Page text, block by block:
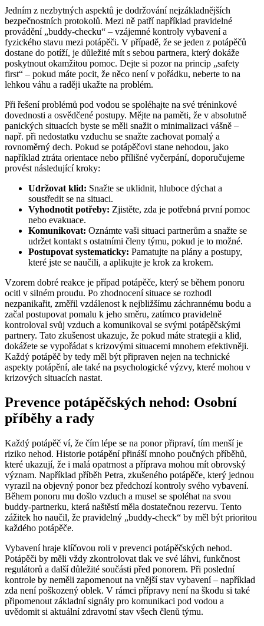
Jedním z nezbytných aspektů je dodržování nejzákladnějších
bezpečnostních protokolů. Mezi ně patří například pravidelné
provádění „buddy-checku“ – vzájemné kontroly vybavení a
fyzického stavu mezi potápěči. V případě, že se jeden z potápěčů
dostane do potíží, je důležité mít s sebou partnera, který dokáže
poskytnout okamžitou pomoc. Dejte si pozor na princip „safety
first“ – pokud máte pocit, že něco není v pořádku, neberte to na
lehkou váhu a raději ukažte na problém.
Při řešení problémů pod vodou se spoléhajte na své tréninkové
dovednosti a osvědčené postupy. Mějte na paměti, že v absolutně
panických situacích byste se měli snažit o minimalizaci vášně –
např. při nedostatku vzduchu se snažte zachovat pomalý a
rovnoměrný dech. Pokud se potápěčovi stane nehodou, jako
například ztráta orientace nebo přílišné vyčerpání, doporučujeme
provést následující kroky:
Udržovat klid: Snažte se uklidnit, hluboce dýchat a
soustředit se na situaci.
Vyhodnotit potřeby: Zjistěte, zda je potřebná první pomoc
nebo evakuace.
Komunikovat: Oznámte vaši situaci partnerům a snažte se
udržet kontakt s ostatními členy týmu, pokud je to možné.
Postupovat systematicky: Pamatujte na plány a postupy,
které jste se naučili, a aplikujte je krok za krokem.
Vzorem dobré reakce je případ potápěče, který se během ponoru
ocitl v silném proudu. Po zhodnocení situace se rozhodl
nezpanikařit, změřil vzdálenost k nejbližšímu záchrannému bodu a
začal postupovat pomalu k jeho směru, zatímco pravidelně
kontroloval svůj vzduch a komunikoval se svými potápěčskými
partnery. Tato zkušenost ukazuje, že pokud máte strategii a klid,
dokážete se vypořádat s krizovými situacemi mnohem efektivněji.
Každý potápěč by tedy měl být připraven nejen na technické
aspekty potápění, ale také na psychologické výzvy, které mohou v
krizových situacích nastat.
Prevence potápěčských nehod: Osobní
příběhy a rady
Každý potápěč ví, že čím lépe se na ponor připraví, tím menší je
riziko nehod. Historie potápění přináší mnoho poučných příběhů,
které ukazují, že i malá opatrnost a příprava mohou mít obrovský
význam. Například příběh Petra, zkušeného potápěče, který jednou
vyrazil na objevný ponor bez předchozí kontroly svého vybavení.
Během ponoru mu došlo vzduch a musel se spoléhat na svou
buddy-partnerku, která naštěstí měla dostatečnou rezervu. Tento
zážitek ho naučil, že pravidelný „buddy-check“ by měl být prioritou
každého potápěče.
Vybavení hraje klíčovou roli v prevenci potápěčských nehod.
Potápěči by měli vždy zkontrolovat tlak ve své láhvi, funkčnost
regulátorů a další důležité součásti před ponorem. Při poslední
kontrole by neměli zapomenout na vnější stav vybavení – například
zda není poškozený oblek. V rámci přípravy není na škodu si také
připomenout základní signály pro komunikaci pod vodou a
uvědomit si aktuální zdravotní stav všech členů týmu.